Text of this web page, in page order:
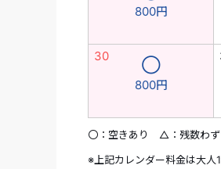
800円
30
◯
800円
〇：空きあり △：残数わ
※上記カレンダー料金は大人